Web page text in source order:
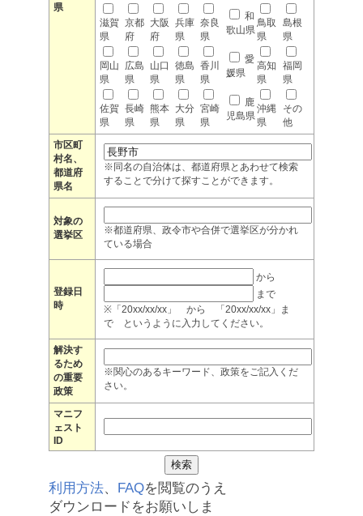
県
滋賀
県
京都
府
大阪
府
兵庫
県
奈良
県
和
歌山県
鳥取
県
島根
県
岡山
県
広島
県
山口
県
徳島
県
香川
県
愛
媛県
高知
県
福岡
県
佐賀
県
長崎
県
熊本
県
大分
県
宮崎
県
鹿
児島県
沖縄
県
その
他
市区町
村名、
都道府
県名
※同名の自治体は、都道府県とあわせて検索
することで分けて探すことができます。
対象の
選挙区
※都道府県、政令市や合併で選挙区が分かれ
ている場合
登録日
時
から
まで
※「20xx/xx/xx」 から 「20xx/xx/xx」ま
で というように入力してください。
解決す
るため
の重要
政策
※関心のあるキーワード、政策をご記入くだ
さい。
マニフ
ェスト
ID
利用方法、 FAQを閲覧のうえ
ダウンロードをお願いしま